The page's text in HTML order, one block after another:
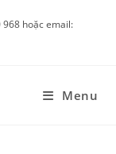
968 hoặc email:
Menu